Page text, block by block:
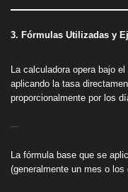
3. Fórmulas Utilizadas y
La calculadora opera bajo
aplicando la tasa
proporcionalmente por los
La fórmula base que se
(generalmente un mes o